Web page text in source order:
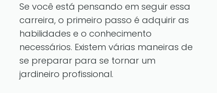
Se você está pensando em seguir essa
carreira, o primeiro passo é adquirir as
habilidades e o conhecimento
necessários. Existem várias maneiras de
se preparar para se tornar um
jardineiro profissional.